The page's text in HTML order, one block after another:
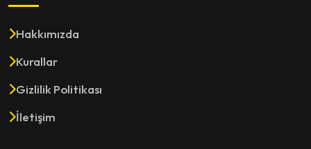
Hakkımızda
Kurallar
Gizlilik Politikası
İletişim